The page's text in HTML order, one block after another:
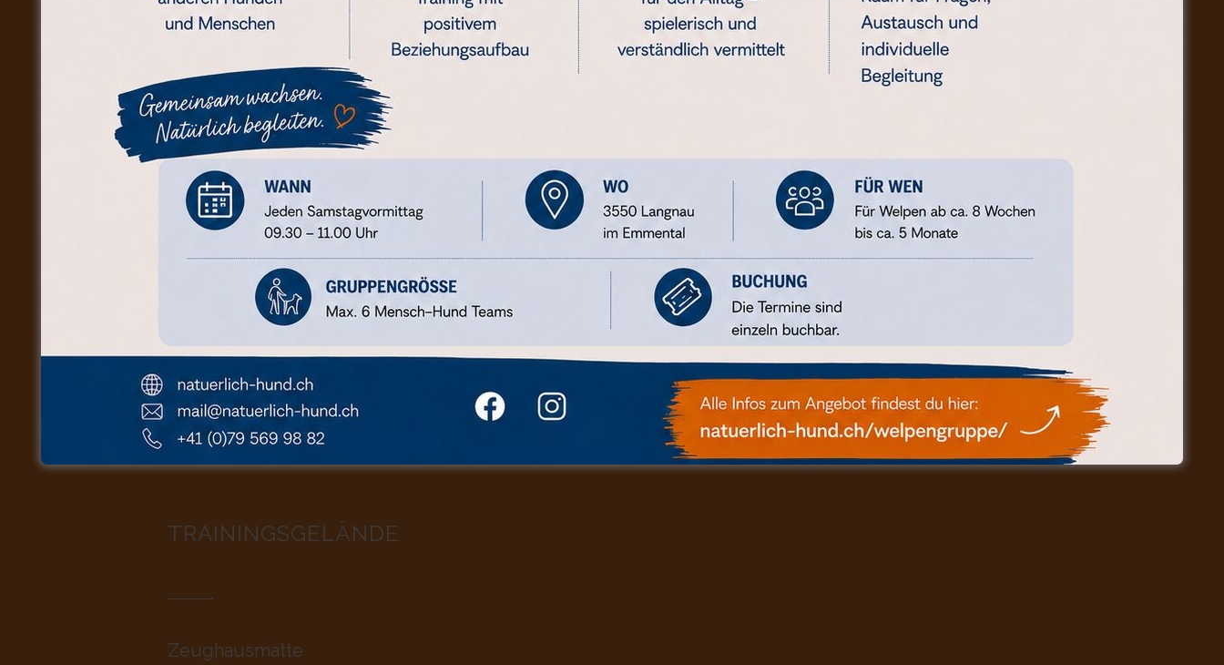
KONTAKT (POSTANSCHRIFT)
Natürlich-Hund | Andreas Hofstetter
Waldruh 129d
6197 Schangnau
079 / 569 98 82
mail@natuerlich-hund.ch
TRAININGSGELÄNDE
Zeughausmatte
ÖFFNUNGSZEITEN
Montag bis Donnerstag
09.00-18.00 Uhr
(oder nach individueller Vereinbarung)